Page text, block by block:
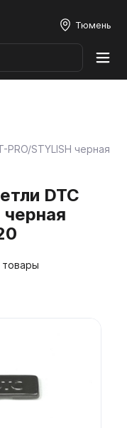
Тюмень
PRO/STYLISH черная
DTC
черная